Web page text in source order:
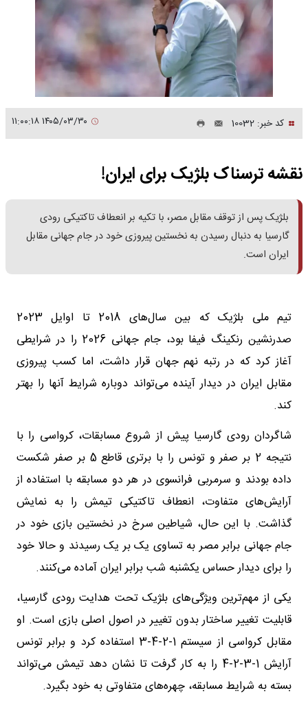
کد خبر: 10032
نقشه ترسناک بلژیک برای ایران!
بلژیک پس از توقف مقابل مصر، با تکیه بر انعطاف تاکتیکی رودی
گارسیا به دنبال رسیدن به نخستین پیروزی خود در جام جهانی مقابل
ایران است.
تیم ملی بلژیک که بین سال‌های 2018 تا اوایل 2023
صدرنشین رنکینگ فیفا بود، جام جهانی 2026 را در شرایطی
آغاز کرد که در رتبه نهم جهان قرار داشت، اما کسب پیروزی
مقابل ایران در دیدار آینده می‌تواند دوباره شرایط آنها را بهتر
کند.
شاگردان رودی گارسیا پیش از شروع مسابقات، کرواسی را با
نتیجه 2 بر صفر و تونس را با برتری قاطع 5 بر صفر شکست
داده بودند و سرمربی فرانسوی در هر دو مسابقه با استفاده از
آرایش‌های متفاوت، انعطاف تاکتیکی تیمش را به نمایش
گذاشت. با این حال، شیاطین سرخ در نخستین بازی خود در
جام جهانی برابر مصر به تساوی یک بر یک رسیدند و حالا خود
را برای دیدار حساس یکشنبه شب برابر ایران آماده می‌کنند.
یکی از مهم‌ترین ویژگی‌های بلژیک تحت هدایت رودی گارسیا،
قابلیت تغییر ساختار بدون تغییر در اصول اصلی بازی است. او
مقابل کرواسی از سیستم 1-2-4-3 استفاده کرد و برابر تونس
آرایش 1-3-2-4 را به کار گرفت تا نشان دهد تیمش می‌تواند
بسته به شرایط مسابقه، چهره‌های متفاوتی به خود بگیرد.